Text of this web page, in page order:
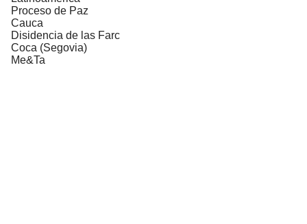
Proceso de Paz
Cauca
Disidencia de las Farc
Coca (Segovia)
Me&Ta